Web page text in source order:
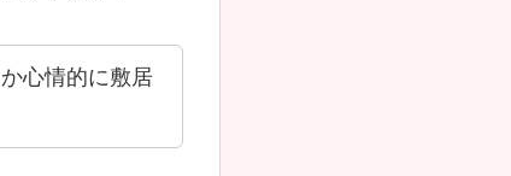
心情的に敷居